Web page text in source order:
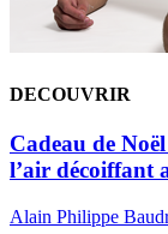
DECOUVRIR
Cadeau de
l’air décoiffant
Alain Philippe